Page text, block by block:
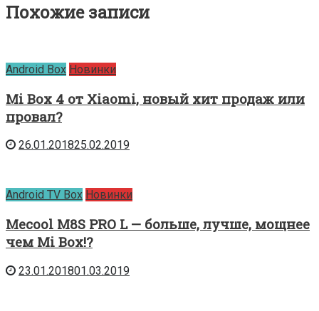
Похожие записи
Android Box Новинки
Mi Box 4 от Xiaomi, новый хит продаж или
провал?
26.01.201825.02.2019
Android TV Box Новинки
Mecool M8S PRO L — больше, лучше, мощнее
чем Mi Box!?
23.01.201801.03.2019